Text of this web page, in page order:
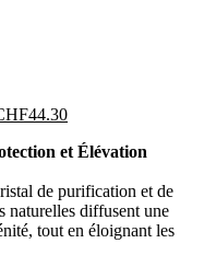
44.30
et Élévation
de purification et de
naturelles diffusent une
tout en éloignant les